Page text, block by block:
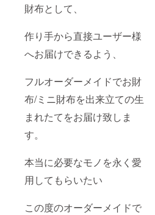
財布として、
作り手から直接ユーザー様
へお届けできるよう、
フルオーダーメイドでお財
布/ミニ財布を出来立ての生
まれたてをお届け致しま
す。
本当に必要なモノを永く愛
用してもらいたい
この度のオーダーメイドで